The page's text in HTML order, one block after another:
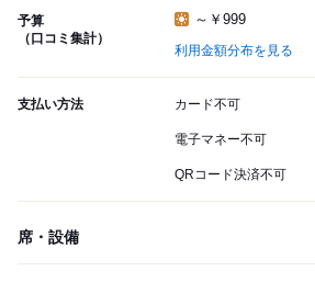
予算
（口コミ集計）
～￥999
利用金額分布を見る
支払い方法 カード不可
電子マネー不可
QRコード決済不可
席・設備